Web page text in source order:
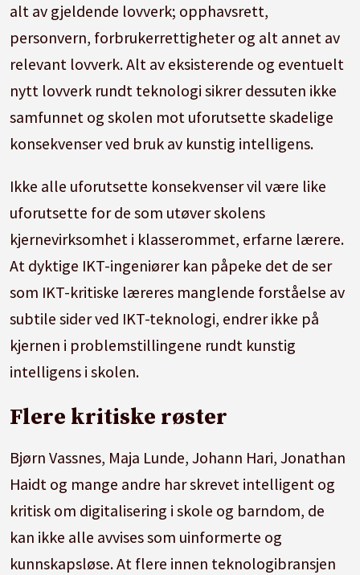
alt av gjeldende lovverk; opphavsrett,
personvern, forbrukerrettigheter og alt annet av
relevant lovverk. Alt av eksisterende og eventuelt
nytt lovverk rundt teknologi sikrer dessuten ikke
samfunnet og skolen mot uforutsette skadelige
konsekvenser ved bruk av kunstig intelligens.
Ikke alle uforutsette konsekvenser vil være like
uforutsette for de som utøver skolens
kjernevirksomhet i klasserommet, erfarne lærere.
At dyktige IKT-ingeniører kan påpeke det de ser
som IKT-kritiske læreres manglende forståelse av
subtile sider ved IKT-teknologi, endrer ikke på
kjernen i problemstillingene rundt kunstig
intelligens i skolen.
Flere kritiske røster
Bjørn Vassnes, Maja Lunde, Johann Hari, Jonathan
Haidt og mange andre har skrevet intelligent og
kritisk om digitalisering i skole og barndom, de
kan ikke alle avvises som uinformerte og
kunnskapsløse. At flere innen teknologibransjen